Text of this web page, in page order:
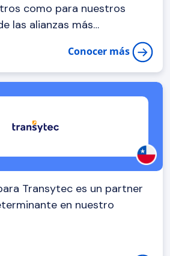
como para nuestros
las alianzas más
tenemos y queremos seguir
Conocer más
Transytec es un partner
en nuestro